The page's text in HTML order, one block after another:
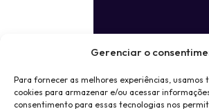
Gerenciar o
Para fornecer as melhores experiências, usamos
cookies para armazenar e/ou acessar
consentimento para essas tecnologias nos